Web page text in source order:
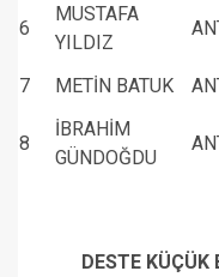
6
MUSTAFA
YILDIZ
7 METİN BATUK
8
İBRAHİM
GÜNDOĞDU
DESTE KÜÇÜK